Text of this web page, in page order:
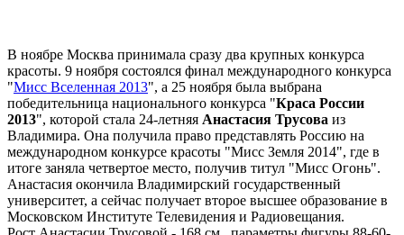
В ноябре Москва принимала сразу два крупных конкурса
красоты. 9 ноября состоялся финал международного конкурса
"Мисс Вселенная 2013", а 25 ноября была выбрана
победительница национального конкурса "Краса России
2013", которой стала 24-летняя Анастасия Трусова из
Владимира. Она получила право представлять Россию на
международном конкурсе красоты "Мисс Земля 2014", где в
итоге заняла четвертое место, получив титул "Мисс Огонь".
Анастасия окончила Владимирский государственный
университет, а сейчас получает второе высшее образование в
Московском Институте Телевидения и Радиовещания.